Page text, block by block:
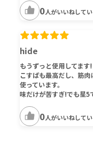
0人がいいねしてい
hide
もうずっと使用してます!
こすぱも最高だし、筋
使っています。
味だけが苦すぎ!でも星5
0人がいいねしてい